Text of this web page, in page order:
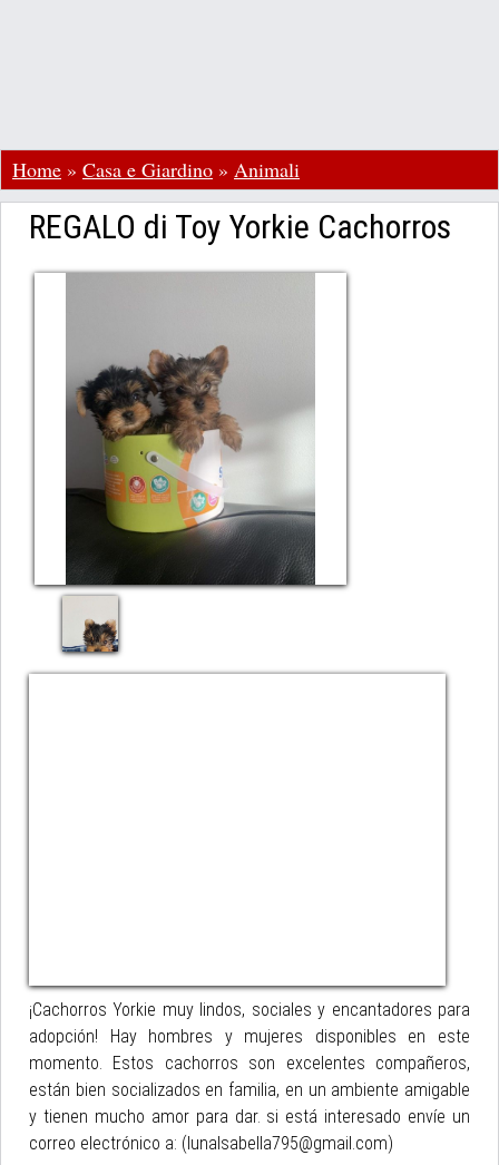
Home » Casa e Giardino » Animali
REGALO di Toy Yorkie Cachorros
¡Cachorros Yorkie muy lindos, sociales y encantadores para
adopción! Hay hombres y mujeres disponibles en este
momento. Estos cachorros son excelentes compañeros,
están bien socializados en familia, en un ambiente amigable
y tienen mucho amor para dar. si está interesado envíe un
correo electrónico a: (lunalsabella795@gmail.com)